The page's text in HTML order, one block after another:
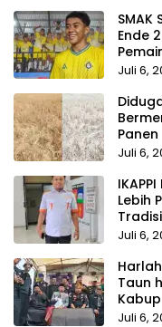
Ende
Juli 6,
Panen
Juli 6,
Lebih
Juli 6,
Taun
Juli 6,